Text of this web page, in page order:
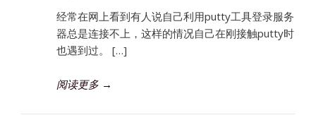
经常在网上看到有人说自己利用putty工具登录服务
器总是连接不上，这样的情况自己在刚接触putty时
也遇到过。 […]
阅读更多 →